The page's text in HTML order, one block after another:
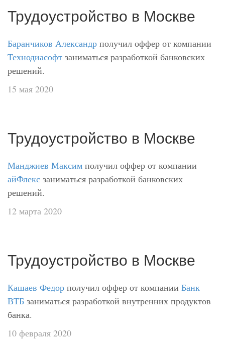
Трудоустройство в Москве
Баранчиков Александр получил оффер от компании
Технодиасофт заниматься разработкой банковских
решений.
15 мая 2020
Трудоустройство в Москве
Манджиев Максим получил оффер от компании
айФлекс заниматься разработкой банковских
решений.
12 марта 2020
Трудоустройство в Москве
Кашаев Федор получил оффер от компании Банк
ВТБ заниматься разработкой внутренних продуктов
банка.
10 февраля 2020